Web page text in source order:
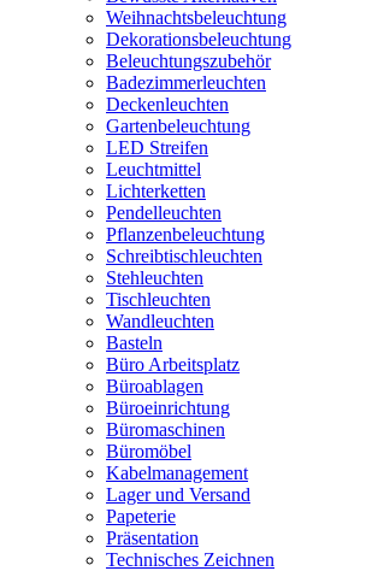
Weihnachtsbeleuchtung
Dekorationsbeleuchtung
Beleuchtungszubehör
Badezimmerleuchten
Deckenleuchten
Gartenbeleuchtung
LED Streifen
Leuchtmittel
Lichterketten
Pendelleuchten
Pflanzenbeleuchtung
Schreibtischleuchten
Stehleuchten
Tischleuchten
Wandleuchten
Basteln
Büro Arbeitsplatz
Büroablagen
Büroeinrichtung
Büromaschinen
Büromöbel
Kabelmanagement
Lager und Versand
Papeterie
Präsentation
Technisches Zeichnen